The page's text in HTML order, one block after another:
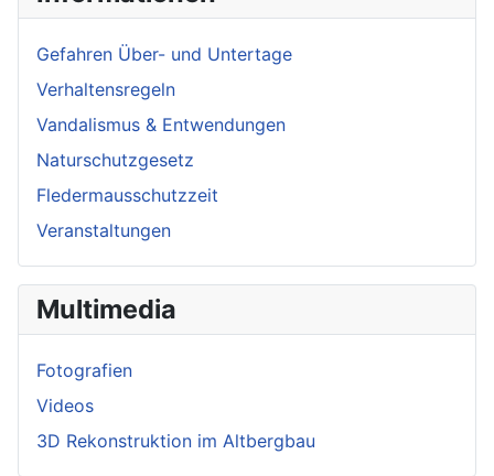
Gefahren Über- und Untertage
Verhaltensregeln
Vandalismus & Entwendungen
Naturschutzgesetz
Fledermausschutzzeit
Veranstaltungen
Multimedia
Fotografien
Videos
3D Rekonstruktion im Altbergbau